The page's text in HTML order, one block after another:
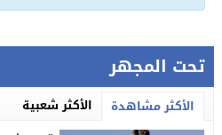
تحت المجهر
الأكثر مشاهدة الأكثر شعبية